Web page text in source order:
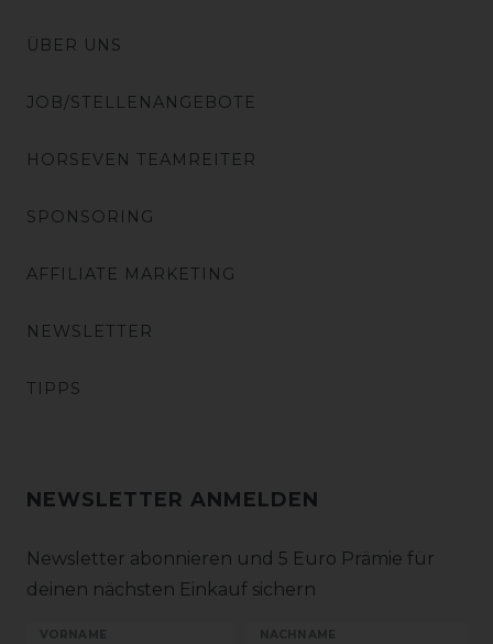
ÜBER UNS
JOB/STELLENANGEBOTE
HORSEVEN TEAMREITER
SPONSORING
AFFILIATE MARKETING
NEWSLETTER
TIPPS
NEWSLETTER ANMELDEN
Newsletter abonnieren und 5 Euro Prämie für
deinen nächsten Einkauf sichern
VORNAME NACHNAME